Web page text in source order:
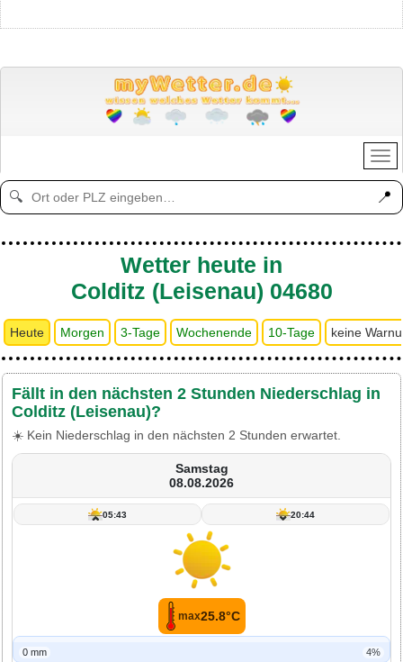
🔍 📍
Wetter heute in
Colditz (Leisenau) 04680
Heute Morgen 3-Tage Wochenende 10-Tage keine
Fällt in den nächsten 2 Stunden Niederschlag in
Colditz (Leisenau)?
☀️ Kein Niederschlag in den nächsten 2 Stunden erwartet.
Samstag
08.08.2026
05:43 20:44
max25.8°C
0 mm 4%